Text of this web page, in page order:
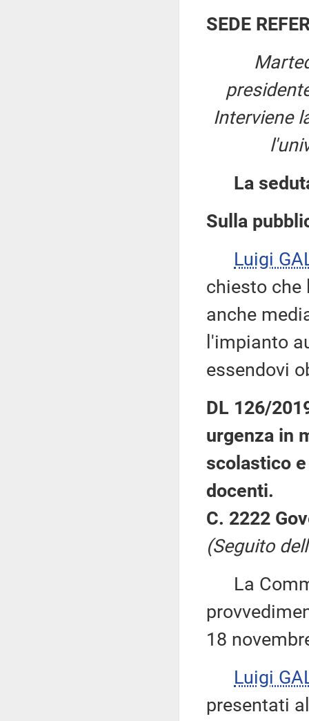
SEDE
Interviene
La
Sulla
Luigi
chiesto che
anche
l'impianto
essendovi
DL 126/
urgenza in
scolastico
docenti.
C. 2222
(Seguito
La
18
Luigi
presentati